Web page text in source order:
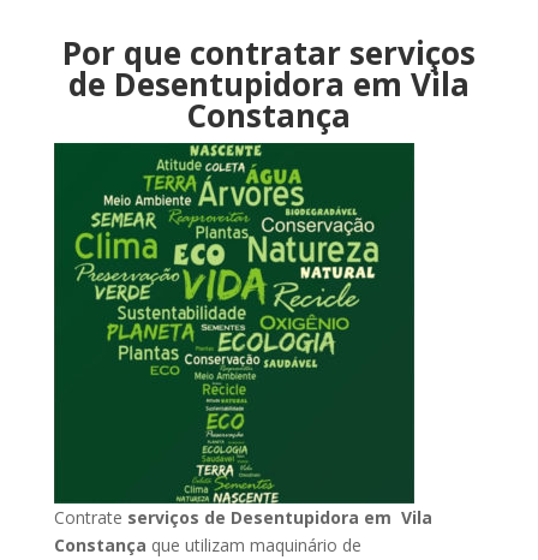
Por que contratar serviços
de Desentupidora em Vila
Constança
Contrate serviços de Desentupidora em Vila
Constança que utilizam maquinário de